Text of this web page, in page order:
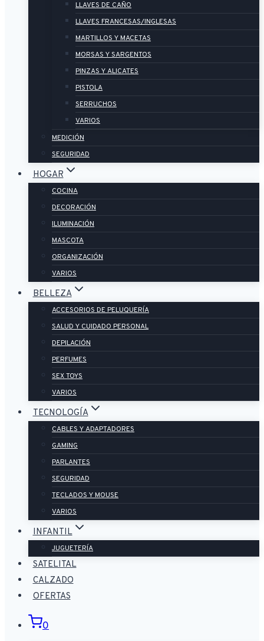
LLAVES DE CAÑO
LLAVES FRANCESAS/INGLESAS
MARTILLOS Y MACETAS
MORSAS Y SARGENTOS
PINZAS Y ALICATES
PISTOLA
SERRUCHOS
VARIOS
MEDICIÓN
SEGURIDAD
HOGAR
COCINA
DECORACIÓN
ILUMINACIÓN
MASCOTA
ORGANIZACIÓN
VARIOS
BELLEZA
ACCESORIOS DE PELUQUERÍA
SALUD Y CUIDADO PERSONAL
DEPILACIÓN
PERFUMES
SEX TOYS
VARIOS
TECNOLOGÍA
CABLES Y ADAPTADORES
GAMING
PARLANTES
SEGURIDAD
TECLADOS Y MOUSE
VARIOS
INFANTIL
JUGUETERÍA
SATELITAL
CALZADO
OFERTAS
0